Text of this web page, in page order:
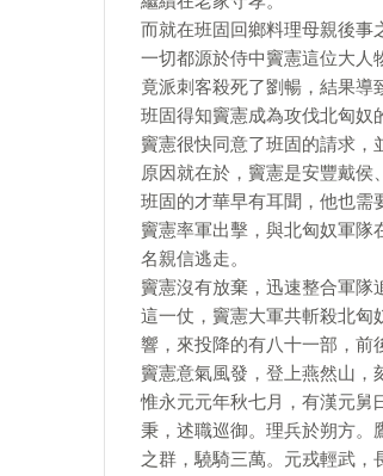
而就在班固回鄉料理母親後事
一切都源於侍中竇憲這位大人
竟派刺客殺死了劉暢，結果導
班固得知竇憲成為攻伐北匈奴
竇憲很快同意了班固的請求，
原因就在於，竇憲是安豐戴
班固的才華早有耳聞，他也需
竇憲率軍出擊，與北匈奴軍
名親信逃走。
竇憲沒有放棄，迅速整合軍隊
這一仗，竇憲大軍共斬殺北匈
響，來投降的有八十一部，前
竇憲意氣風發，登上燕然山，
惟永元元年秋七月，有漢元舅
秉，述職巡御。理兵於朔方。
之群，驍騎三萬。元戎輕武